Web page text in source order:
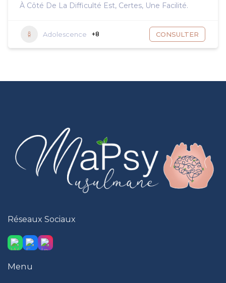
À Côté De La Difficulté Est, Certes, Une Facilité.
Adolescence +8 CONSULTER
Réseaux Sociaux
Menu